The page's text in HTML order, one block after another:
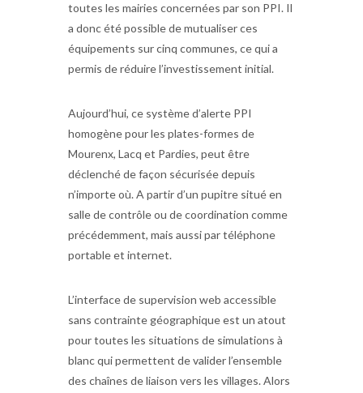
toutes les mairies concernées par son PPI. Il
a donc été possible de mutualiser ces
équipements sur cinq communes, ce qui a
permis de réduire l’investissement initial.
Aujourd’hui, ce système d’alerte PPI
homogène pour les plates-formes de
Mourenx, Lacq et Pardies, peut être
déclenché de façon sécurisée depuis
n’importe où. A partir d’un pupitre situé en
salle de contrôle ou de coordination comme
précédemment, mais aussi par téléphone
portable et internet.
L’interface de supervision web accessible
sans contrainte géographique est un atout
pour toutes les situations de simulations à
blanc qui permettent de valider l’ensemble
des chaînes de liaison vers les villages. Alors